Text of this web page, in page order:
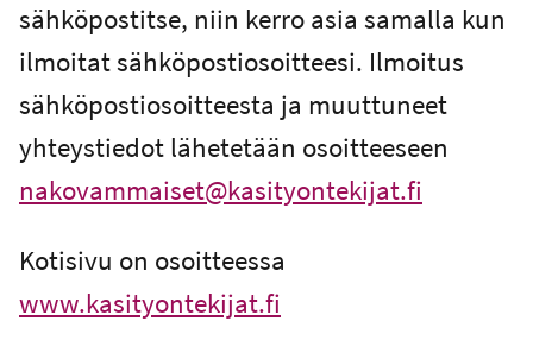
sähköpostitse, niin kerro asia samalla kun
ilmoitat sähköpostiosoitteesi. Ilmoitus
sähköpostiosoitteesta ja muuttuneet
yhteystiedot lähetetään osoitteeseen
nakovammaiset@kasityontekijat.fi
Kotisivu on osoitteessa
www.kasityontekijat.fi